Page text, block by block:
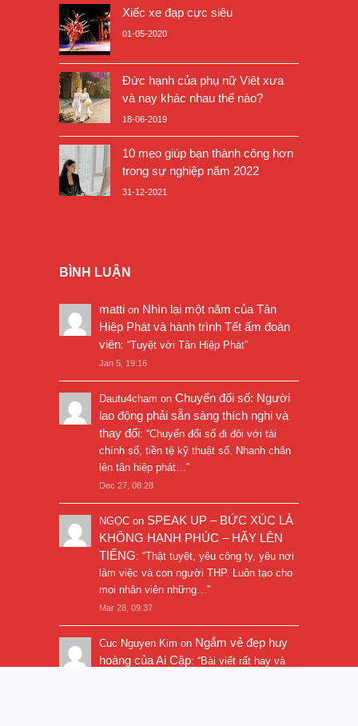
Xiếc xe đạp cực siêu
01-05-2020
Đức hạnh của phụ nữ Việt xưa
và nay khác nhau thế nào?
18-06-2019
10 mẹo giúp bạn thành công hơn
trong sự nghiệp năm 2022
31-12-2021
BÌNH LUẬN
matti on Nhìn lại một năm của Tân
Hiệp Phát và hành trình Tết ấm đoàn
viên: “Tuyệt vời Tân Hiệp Phát”
Jan 5, 19:16
Dautu4cham on Chuyển đổi số: Người
lao động phải sẵn sàng thích nghi và
thay đổi: “Chuyển đổi số đi đôi với tài
chính số, tiền tệ kỹ thuật số. Nhanh chân
lên tân hiệp phát… ”
Dec 27, 08:28
NGỌC on SPEAK UP – BỨC XÚC LÀ
KHÔNG HẠNH PHÚC – HÃY LÊN
TIẾNG: “Thật tuyệt, yêu công ty, yêu nơi
làm việc và con người THP. Luôn tạo cho
mọi nhân viên những… ”
Mar 28, 09:37
Cuc Nguyen Kim on Ngắm vẻ đẹp huy
hoàng của Ai Cập: “Bài viết rất hay và